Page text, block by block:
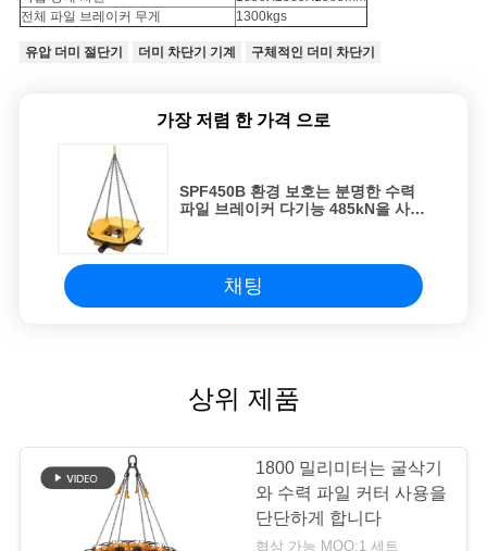
트
전체 파일 브레이커 무게
1300kgs
유압 더미 절단기 더미 차단기 기계 구체적인 더미 차단기
가장 저렴 한 가격 으로
SPF450B 환경 보호는 분명한 수력
파일 브레이커 다기능 485kN을 사각
채팅
상위 제품
1800 밀리미터는 굴삭기
와 수력 파일 커터 사용을
단단하게 합니다
협상 가능 MOQ:1 세트